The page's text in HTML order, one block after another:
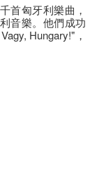
首匈牙利樂曲，
音樂。他們成功
Hungary!"，